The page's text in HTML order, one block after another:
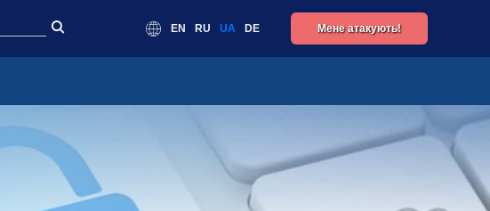
EN RU UA DE Мене атакують!